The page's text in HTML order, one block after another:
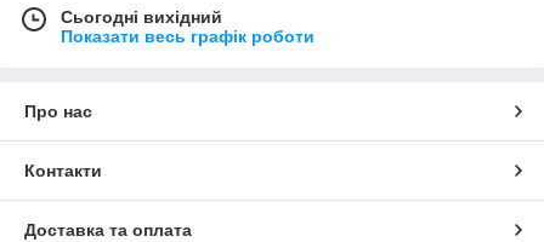
Сьогодні вихідний
Показати весь графік роботи
Про нас
Контакти
Доставка та оплата